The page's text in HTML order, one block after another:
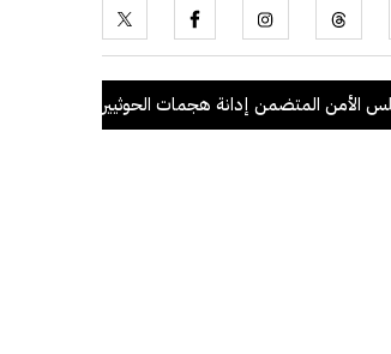
إدانة هجمات الحوثيين على السعودية والسفن